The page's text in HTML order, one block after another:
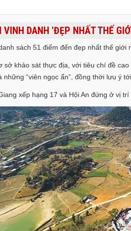
DANH 'ĐẸP NHẤT THẾ
sách 51 điểm đến đẹp nhất thế
khảo sát thực địa, với tiêu chí đề
“viên ngọc ẩn”, đồng thời lưu ý
xếp hạng 17 và Hội An đứng ở vị